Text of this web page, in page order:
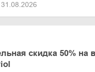
31.08.2026
скидка 50% на